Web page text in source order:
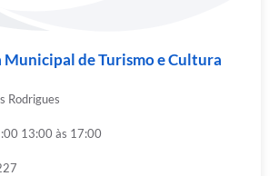
Municipal de Turismo e Cultura
Rodrigues
13:00 às 17:00